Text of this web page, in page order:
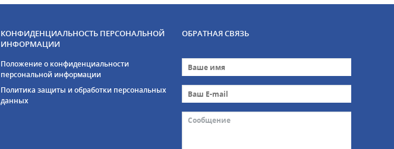
КОНФИДЕНЦИАЛЬНОСТЬ ПЕРСОНАЛЬНОЙ
ИНФОРМАЦИИ
Положение о конфиденциальности
персональной информации
Политика защиты и обработки персональных
данных
ОБРАТНАЯ СВЯЗЬ